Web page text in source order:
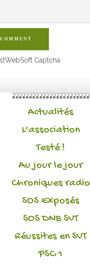
Captcha
Actualités
L'association
Testé !
Au jour le jour
Chroniques radio
SOS Exposés
SOS DNB SVT
Réussites en SVT
PSC 1